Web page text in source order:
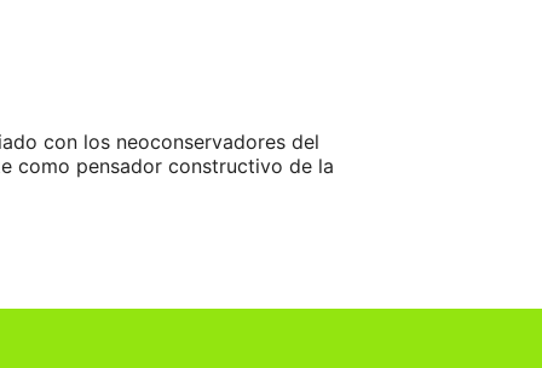
con los neoconservadores del
como pensador constructivo de la